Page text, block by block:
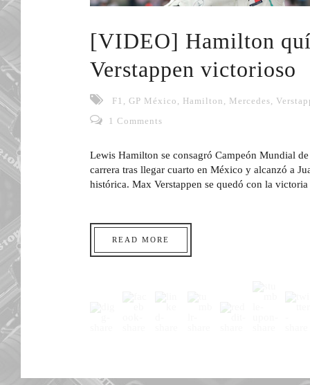
[VIDEO] Hamilton
Verstappen victorioso
F1 , GP México , Hamilton , Mercedes,
1 Comments
Lewis Hamilton se consagró Campeón Mundial
carrera tras llegar cuarto en México y alcanzó a
histórica. Max Verstappen se quedó con la
READ MORE